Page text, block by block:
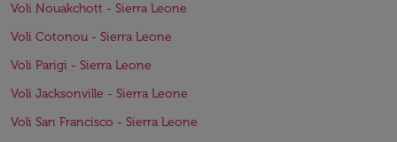
Voli Nouakchott - Sierra Leone
Voli Cotonou - Sierra Leone
Voli Parigi - Sierra Leone
Voli Jacksonville - Sierra Leone
Voli San Francisco - Sierra Leone